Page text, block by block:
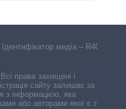
медіа – R40-
Всі права захищені і
сайту залишає за
з інформацією, яка
або авторами якої є треті